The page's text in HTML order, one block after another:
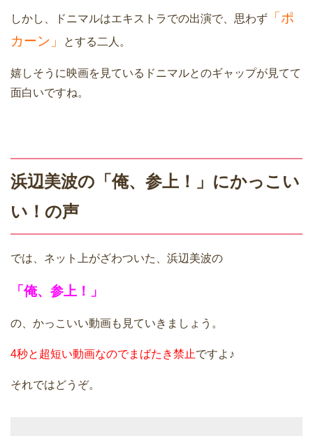
しかし、ドニマルはエキストラでの出演で、思わず
「ポ
カーン」
とする二人。
嬉しそうに映画を見ているドニマルとのギャップが見てて
面白いですね。
浜辺美波の「俺、参上！」にかっこい
い！の声
では、ネット上がざわついた、浜辺美波の
「俺、参上！」
の、かっこいい動画も見ていきましょう。
4秒と超短い動画なのでまばたき禁止ですよ♪
それではどうぞ。